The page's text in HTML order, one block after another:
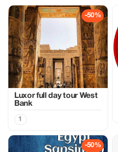
-50%
Luxor full day tour West
Bank
1
-50%